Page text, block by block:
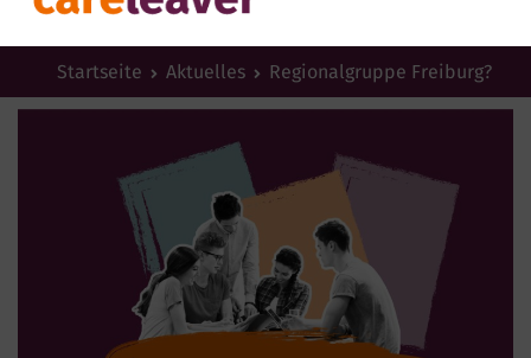
Startseite Aktuelles Regionalgruppe Freiburg?